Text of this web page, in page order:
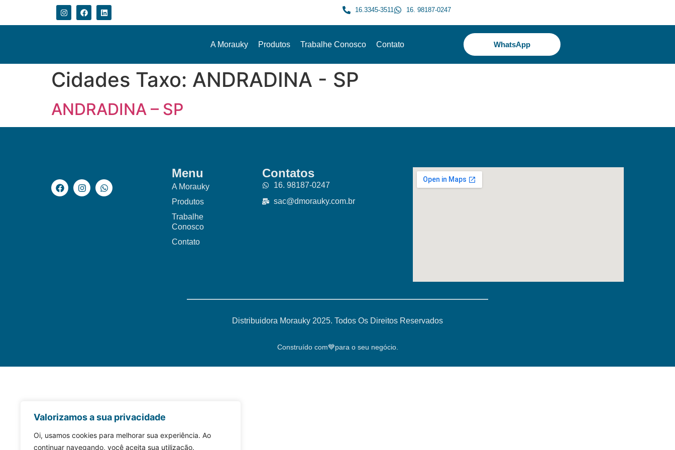
Valorizamos a sua privacidade
Oi, usamos cookies para melhorar sua experiência. Ao
continuar navegando, você aceita sua utilização.
16.3345-3511 16. 98187-0247
A Morauky Produtos Trabalhe Conosco Contato WhatsApp
Cidades Taxo: ANDRADINA - SP
ANDRADINA – SP
Menu
A Morauky
Produtos
Trabalhe
Conosco
Contato
Contatos
16. 98187-0247
sac@dmorauky.com.br
Distribuidora Morauky 2025. Todos Os Direitos Reservados
Construído com💙para o seu negócio.